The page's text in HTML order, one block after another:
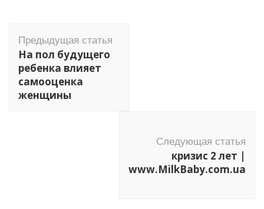
по
записям
Предыдущая статья
На пол будущего
ребенка влияет
самооценка
женщины
Следующая статья
кризис 2 лет |
www.MilkBaby.com.ua